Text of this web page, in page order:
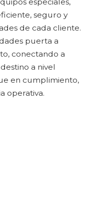
seguro y
de cada cliente.
puerta a
conectando a
a nivel
en cumplimiento,
operativa.